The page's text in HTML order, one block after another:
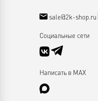
sale@2k-shop.ru
Социальные сети
Написать в MAX